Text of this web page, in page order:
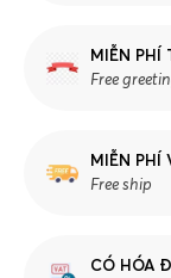
MIỄN PHÍ
Free
MIỄN PHÍ
Free ship
CÓ HÓA